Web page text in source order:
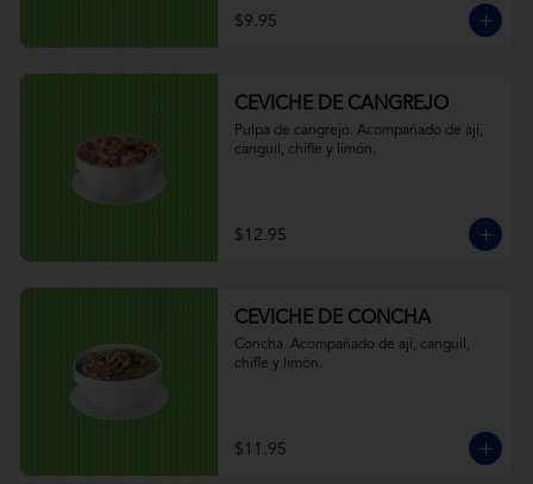
$9.95
CEVICHE DE CANGREJO
Pulpa de cangrejo. Acompañado de ají,
canguil, chifle y limón.
$12.95
CEVICHE DE CONCHA
Concha. Acompañado de ají, canguil,
chifle y limón.
$11.95